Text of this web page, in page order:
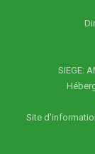
SIEGE:
Site